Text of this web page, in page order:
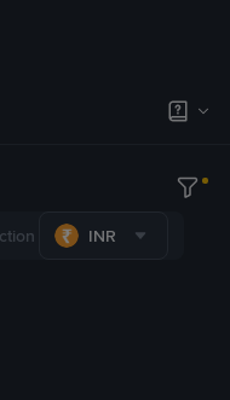
INR